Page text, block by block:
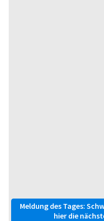
Meldung des Tages:
hier die